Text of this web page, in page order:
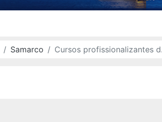
Samarco Cursos profissionalizantes da Samarco começam no Espírito Santo